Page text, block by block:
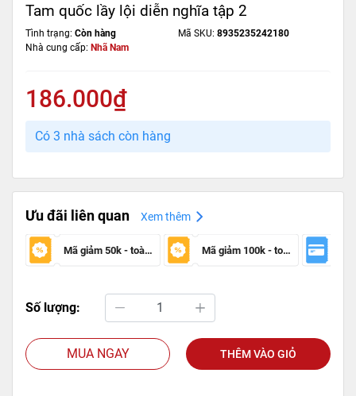
Tam quốc lầy lội diễn nghĩa tập 2
Tình trạng: Còn hàng Mã SKU: 8935235242180
Nhà cung cấp: Nhã Nam
186.000₫
Có 3 nhà sách còn hàng
Ưu đãi liên quan Xem thêm
Mã giảm 50k - toàn sàn Mã giảm 100k - toàn sàn
Số lượng:
MUA NGAY THÊM VÀO GIỎ